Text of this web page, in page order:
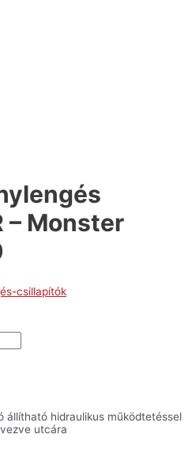
– Monster
csillapítók
állítható hidraulikus működtetéssel
utcára